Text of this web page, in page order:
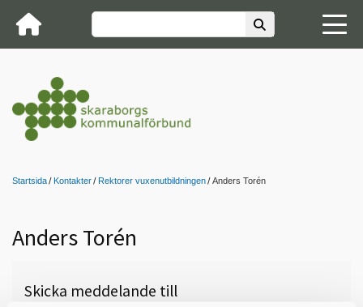
Startsida Kontakter Rektorer vuxenutbildningen Anders Torén
Anders Torén
Skicka meddelande till